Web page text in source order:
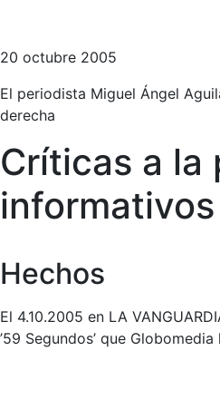
20 octubre 2005
El periodista Miguel Ángel
derecha
Críticas a la
Hechos
El 4.10.2005 en LA
’59 Segundos’ que